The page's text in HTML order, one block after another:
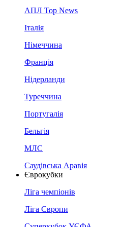
АПЛ Top News
Італія
Німеччина
Франція
Нідерланди
Туреччина
Португалія
Бельгія
МЛС
Саудівська Аравія
Єврокубки
Ліга чемпіонів
Ліга Європи